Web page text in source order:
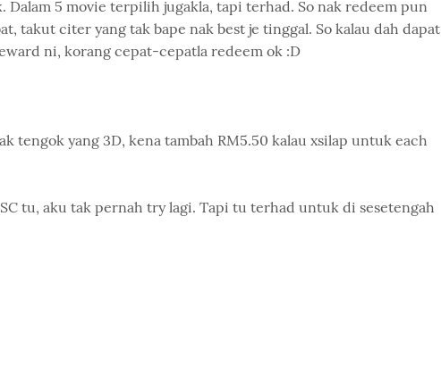
Dalam 5 movie terpilih jugakla, tapi terhad. So nak redeem pun
takut citer yang tak bape nak best je tinggal. So kalau dah dapat
ni, korang cepat-cepatla redeem ok :D
tengok yang 3D, kena tambah RM5.50 kalau xsilap untuk each
tu, aku tak pernah try lagi. Tapi tu terhad untuk di sesetengah